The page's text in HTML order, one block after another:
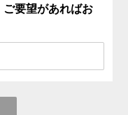
要望があればお